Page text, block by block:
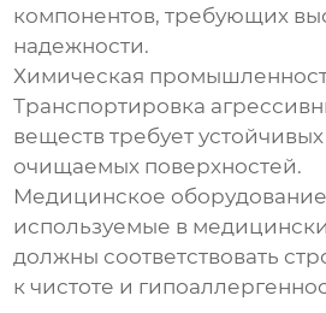
компонентов, требующих
надежности.
Химическая
Транспортировка
веществ требует
очищаемых поверхностей.
Медицинское
используемые в
должны соответствовать
к чистоте и